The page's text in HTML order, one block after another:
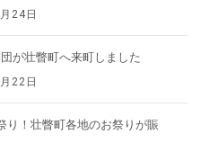
24日
が壮瞥町へ来町しました
22日
り！壮瞥町各地のお祭りが賑